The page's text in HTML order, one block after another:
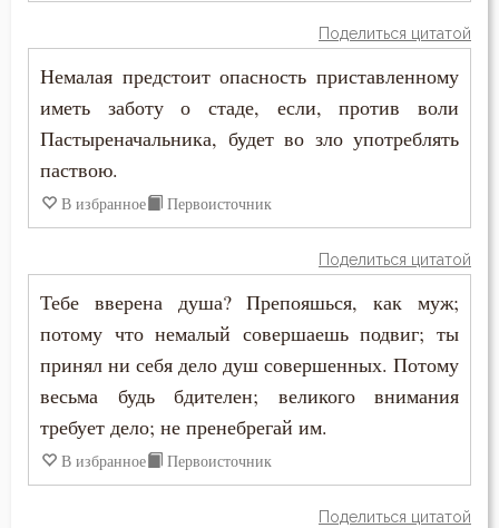
Псалтирь
Работа
Радость
Раздражительность
Рай
Раскаяние
Рассеянность
Поделиться цитатой
Немалая предстоит опасность приставленному
иметь заботу о стаде, если, против воли
Пастыреначальника, будет во зло употреблять
паствою.
В избранное Первоисточник
Поделиться цитатой
Тебе вверена душа? Препояшься, как муж;
потому что немалый совершаешь подвиг; ты
принял ни себя дело душ совершенных. Потому
весьма будь бдителен; великого внимания
требует дело; не пренебрегай им.
В избранное Первоисточник
Поделиться цитатой